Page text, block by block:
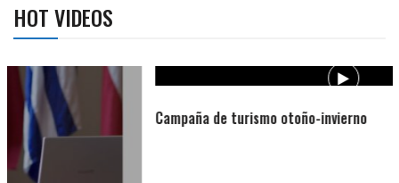
HOT VIDEOS
Campaña de turismo otoño-invierno